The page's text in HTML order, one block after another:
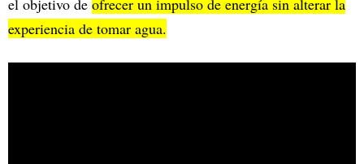
el objetivo de ofrecer un impulso de energía sin alterar la
experiencia de tomar agua.